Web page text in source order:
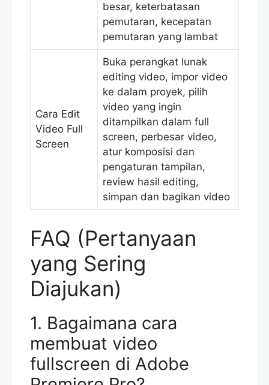
besar, keterbatasan
pemutaran, kecepatan
pemutaran yang lambat
Cara Edit
Video Full
Screen
Buka perangkat lunak
editing video, impor video
ke dalam proyek, pilih
video yang ingin
ditampilkan dalam full
screen, perbesar video,
atur komposisi dan
pengaturan tampilan,
review hasil editing,
simpan dan bagikan video
FAQ (Pertanyaan
yang Sering
Diajukan)
1. Bagaimana cara
membuat video
fullscreen di Adobe